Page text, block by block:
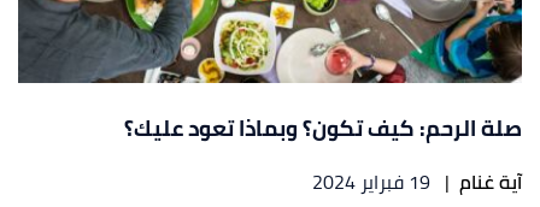
صلة الرحم: كيف تكون؟ وبماذا تعود عليك؟
آية غنام | 19 فبراير 2024